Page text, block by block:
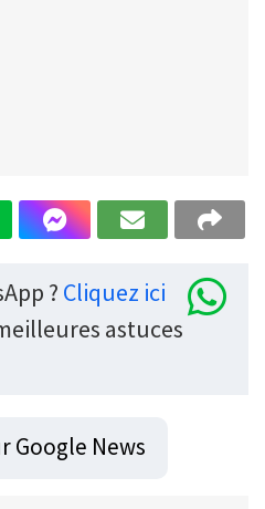
? Cliquez ici
astuces
Google News